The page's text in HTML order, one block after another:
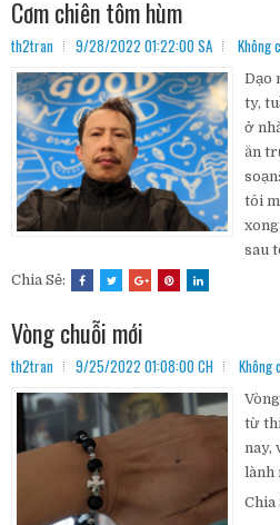
Cơm chiên tôm hùm
th2tran 9/28/2022 01:22:00 SA Không
Dạo
ty,
ở
ăn
tôi
sau
Chia Sẻ:
Vòng chuỗi mới
th2tran 9/25/2022 01:08:00 CH Không
từ
nay,
lành
Chia